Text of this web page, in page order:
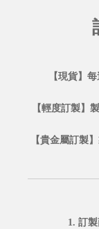
【現貨】
【輕度訂製】
【貴金屬訂製
1. 訂